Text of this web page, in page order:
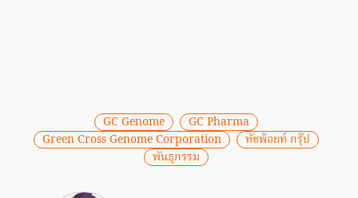
GC Genome
GC Pharma
Green Cross Genome Corporation
ทัชพ้อยท์ กรุ๊ป
พันธุกรรม